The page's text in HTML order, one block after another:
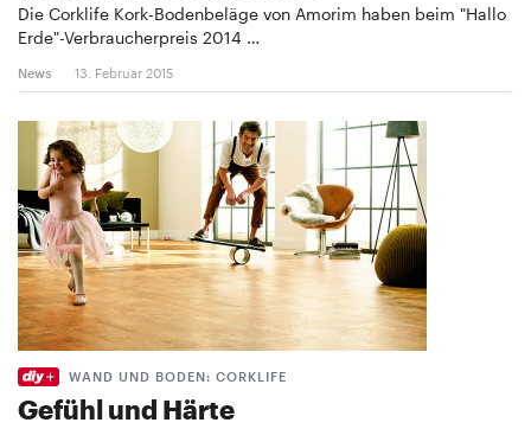
Die Corklife Kork-Bodenbeläge von Amorim haben beim "Hallo
Erde"-Verbraucherpreis 2014 …
News 13. Februar 2015
WAND UND BODEN: CORKLIFE
Gefühl und Härte